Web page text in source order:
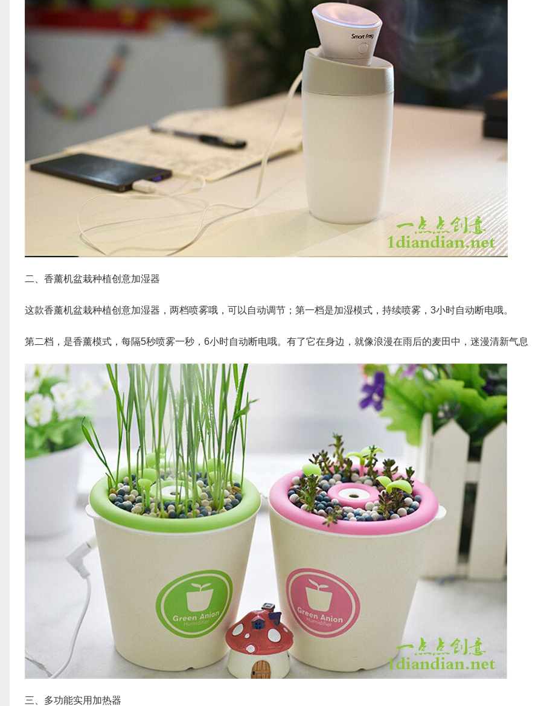
二、香薰机盆栽种植创意加湿器
这款香薰机盆栽种植创意加湿器，两档喷雾哦，可以自动调节；第一档是加湿模式，持续喷雾，3小时自动断电哦。
第二档，是香薰模式，每隔5秒喷雾一秒，6小时自动断电哦。有了它在身边，就像浪漫在雨后的麦田中，迷漫清新气息
三、多功能实用加热器